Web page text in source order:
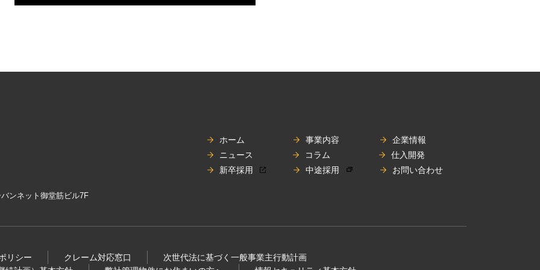
ンネット御堂筋ビル7F
ホーム 事業内容
企業情報
ニュース
コラム
仕入開発
新卒採用
中途採用 お問い合わせ
リシー クレーム対応窓口
次世代法に基づく⼀般事業主⾏動計画